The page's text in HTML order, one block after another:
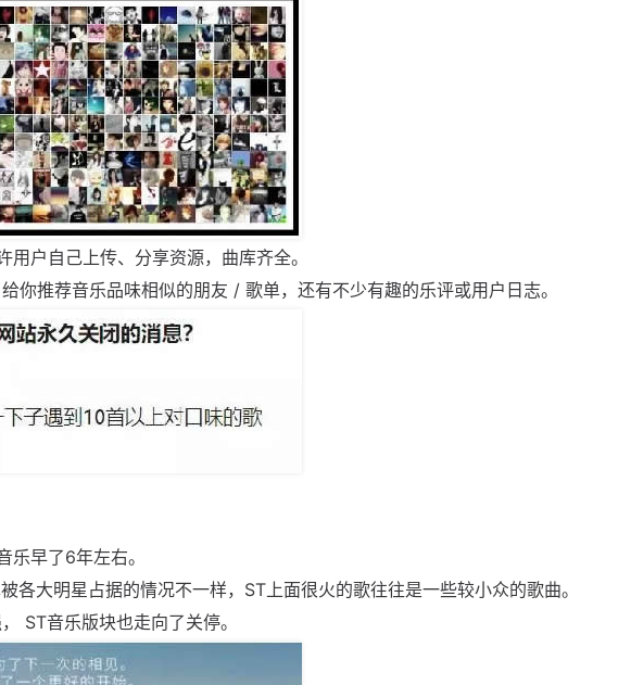
户自己上传、分享资源，曲库齐全。
你推荐音乐品味相似的朋友 / 歌单，还有不少有趣的乐评或用户日志。
早了6年左右。
各大明星占据的情况不一样，ST上面很火的歌往往是一些较小众的歌曲。
ST音乐版块也走向了关停。